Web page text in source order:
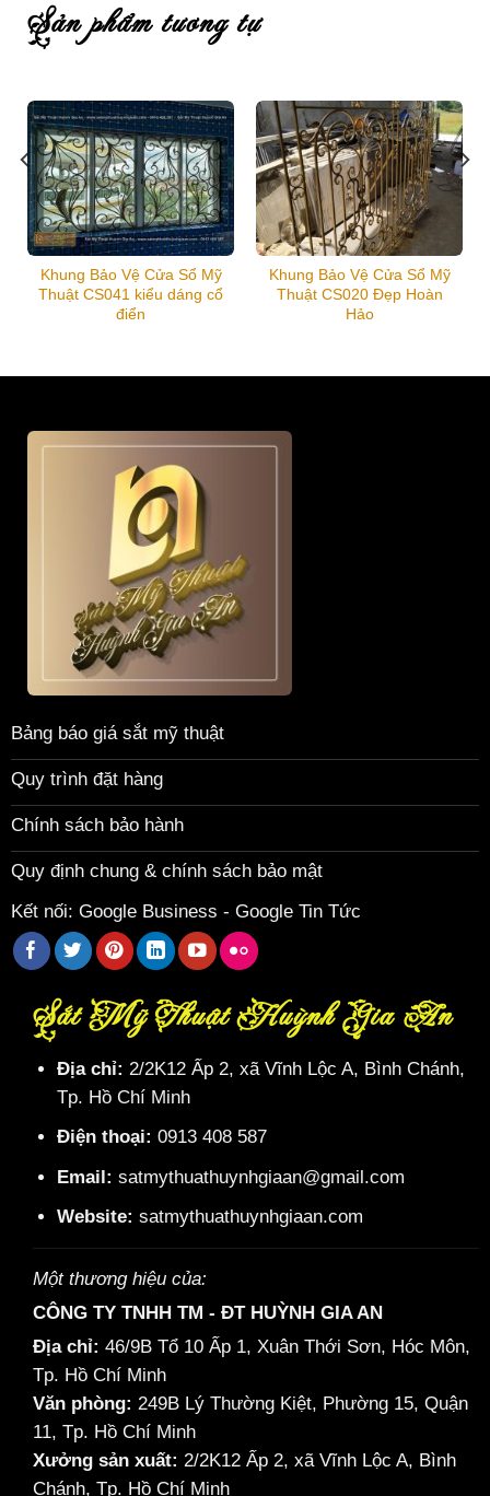
sản phẩm tương tự
Khung Bảo Vệ Cửa Sổ Mỹ
Thuật CS041 kiểu dáng cổ
điển
Khung Bảo Vệ Cửa Sổ Mỹ
Thuật CS020 Đẹp Hoàn
Hảo
Bảng báo giá sắt mỹ thuật
Quy trình đặt hàng
Chính sách bảo hành
Quy định chung & chính sách bảo mật
Kết nối: Google Business - Google Tin Tức
Sắt Mỹ Thuật Huỳnh Gia An
Địa chỉ: 2/2K12 Ấp 2, xã Vĩnh Lộc A, Bình Chánh,
Tp. Hồ Chí Minh
Điện thoại: 0913 408 587
Email: satmythuathuynhgiaan@gmail.com
Website: satmythuathuynhgiaan.com
Một thương hiệu của:
CÔNG TY TNHH TM - ĐT HUỲNH GIA AN
Địa chỉ: 46/9B Tổ 10 Ấp 1, Xuân Thới Sơn, Hóc Môn,
Tp. Hồ Chí Minh
Văn phòng: 249B Lý Thường Kiệt, Phường 15, Quận
11, Tp. Hồ Chí Minh
Xưởng sản xuất: 2/2K12 Ấp 2, xã Vĩnh Lộc A, Bình
Chánh, Tp. Hồ Chí Minh